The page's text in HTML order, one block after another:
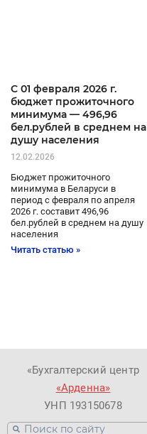
C 01 февраля 2026 г.
бюджет прожиточного
минимума — 496,96
бел.рублей в среднем на
душу населения
12.02.2026
Бюджет прожиточного
минимума в Беларуси в
период с февраля по апреля
2026 г. составит 496,96
бел.рублей в среднем на душу
населения
Читать статью »
«Бухгалтерский центр
«Арденна»
УНП 193150678
Поиск